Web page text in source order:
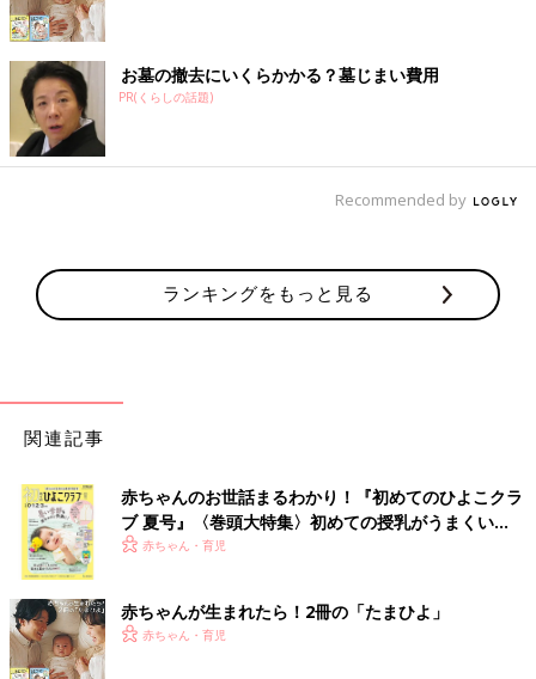
意してください。
いつも使っているたくさんの愛用品を小分けにセッ
ト
子ども用のスキンケアやボディーソープはもちろん、ママ用とし
て普段愛用しているスキンケアグッズも持ち運ぶことができま
す。
小分けにすればかさばらないし衛生面もバッチリ
お墓の撤去にいくらかかる？墓じまい費用
PR(くらしの話題)
Recommended by
ランキングをもっと見る
関連記事
赤ちゃんのお世話まるわかり！『初めてのひよこクラ
ブ 夏号』〈巻頭大特集〉初めての授乳がうまくい
く！ おっぱい・ミルクの基本と夏のトラブル 解決テ
赤ちゃん・育児
赤ちゃんが生まれたら！2冊の「たまひよ」
赤ちゃん・育児